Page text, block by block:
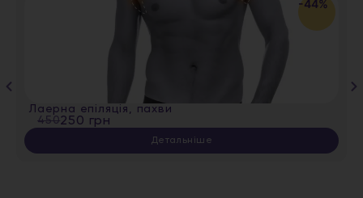
Лаерна епіляція, пахви
450250 грн
Детальніше
-44%